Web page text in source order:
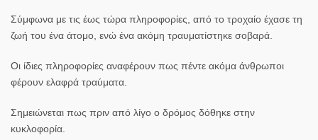
Σύμφωνα με τις έως τώρα πληροφορίες, από το τροχαίο έχασε τη
ζωή του ένα άτομο, ενώ ένα ακόμη τραυματίστηκε σοβαρά.
Οι ίδιες πληροφορίες αναφέρουν πως πέντε ακόμα άνθρωποι
φέρουν ελαφρά τραύματα.
Σημειώνεται πως πριν από λίγο ο δρόμος δόθηκε στην
κυκλοφορία.